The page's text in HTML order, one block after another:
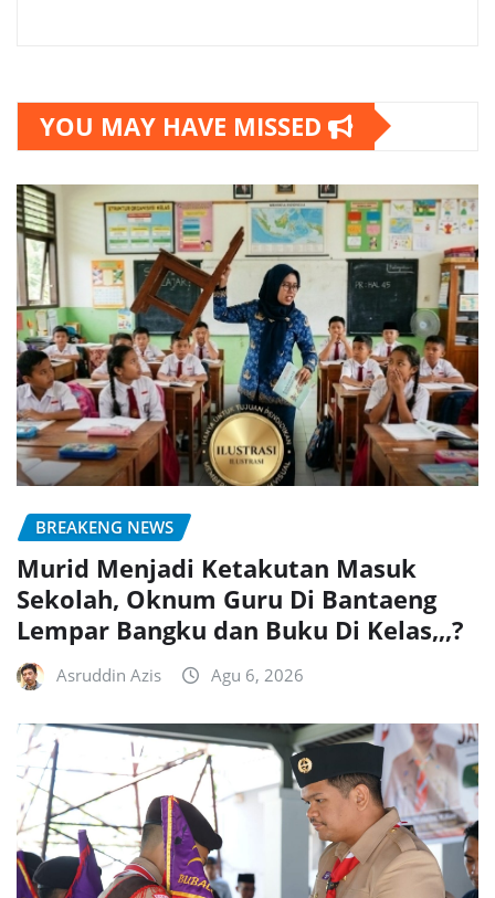
YOU MAY HAVE MISSED
BREAKENG NEWS
Murid Menjadi Ketakutan Masuk
Sekolah, Oknum Guru Di Bantaeng
Lempar Bangku dan Buku Di Kelas,,,?
Asruddin Azis Agu 6, 2026